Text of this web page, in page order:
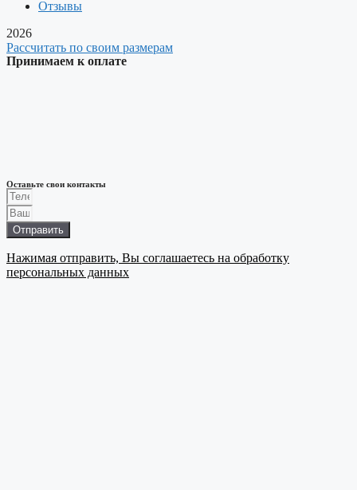
Отзывы
2026
Рассчитать по своим размерам
Принимаем к оплате
Оставьте свои контакты
Отправить
Нажимая отправить, Вы соглашаетесь на обработку
персональных данных